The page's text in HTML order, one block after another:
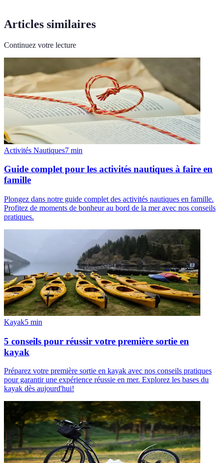
Articles similaires
Continuez votre lecture
Activités Nautiques7 min
Guide complet pour les activités nautiques à faire en
famille
Plongez dans notre guide complet des activités nautiques en famille.
Profitez de moments de bonheur au bord de la mer avec nos conseils
pratiques.
Kayak5 min
5 conseils pour réussir votre première sortie en
kayak
Préparez votre première sortie en kayak avec nos conseils pratiques
pour garantir une expérience réussie en mer. Explorez les bases du
kayak dès aujourd'hui!